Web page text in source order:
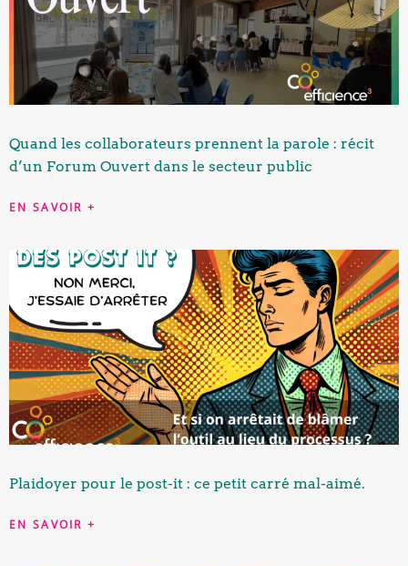
Quand les collaborateurs prennent la parole : récit
d’un Forum Ouvert dans le secteur public
EN SAVOIR +
Plaidoyer pour le post-it : ce petit carré mal-aimé.
EN SAVOIR +